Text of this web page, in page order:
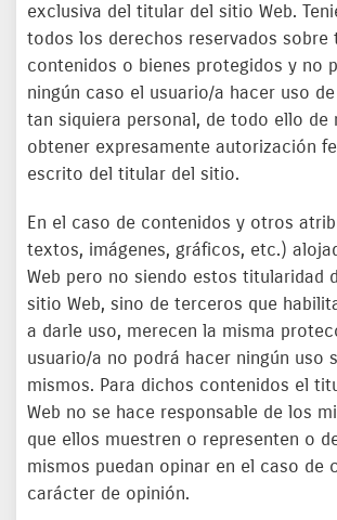
exclusiva del titular del sitio Web.
todos los derechos reservados sobre
contenidos o bienes protegidos y no
ningún caso el usuario/a hacer uso
tan siquiera personal, de todo ello de
obtener expresamente autorización
escrito del titular del sitio.
En el caso de contenidos y otros
textos, imágenes, gráficos, etc.)
Web pero no siendo estos titularidad
sitio Web, sino de terceros que
a darle uso, merecen la misma
usuario/a no podrá hacer ningún uso
mismos. Para dichos contenidos el
Web no se hace responsable de los
que ellos muestren o representen o
mismos puedan opinar en el caso de
carácter de opinión.